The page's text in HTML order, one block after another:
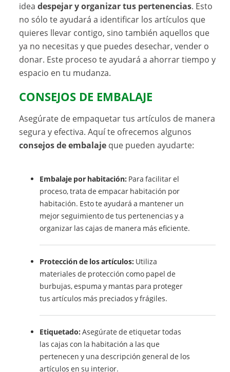
ideadespejar y organizar tus pertenencias. Esto
no sólo te ayudará a identificar los artículos que
quieres llevar contigo, sino también aquellos que
ya no necesitas y que puedes desechar, vender o
donar. Este proceso te ayudará a ahorrar tiempo y
espacio en tu mudanza.
CONSEJOS DE EMBALAJE
Asegúrate de empaquetar tus artículos de manera
segura y efectiva. Aquí te ofrecemos algunos
consejos de embalaje que pueden ayudarte:
Embalaje por habitación: Para facilitar el
proceso, trata de empacar habitación por
habitación. Esto te ayudará a mantener un
mejor seguimiento de tus pertenencias y a
organizar las cajas de manera más eficiente.
Protección de los artículos: Utiliza
materiales de protección como papel de
burbujas, espuma y mantas para proteger
tus artículos más preciados y frágiles.
Etiquetado: Asegúrate de etiquetar todas
las cajas con la habitación a las que
pertenecen y una descripción general de los
artículos en su interior.